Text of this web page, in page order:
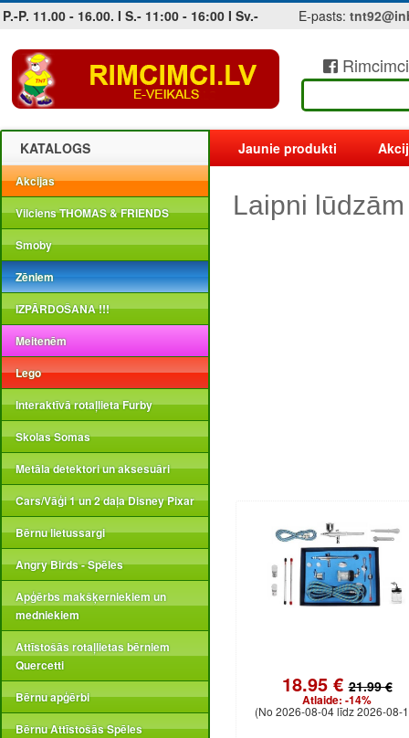
P.-P. 11.00 - 16.00. I S.- 11:00 - 16:00 I Sv.- E-pasts:
Jobs at sea and maritime vacancies
KATALOGS
Akcijas
Vilciens THOMAS & FRIENDS
Smoby
Zēniem
IZPĀRDOŠANA !!!
Meitenēm
Lego
Interaktīvā rotaļlieta Furby
Skolas Somas
Metāla detektori un aksesuāri
Cars/Vāģi 1 un 2 daļa Disney Pixar
Bērnu lietussargi
Angry Birds - Spēles
Apģērbs makšķerniekiem un
medniekiem
Attīstošās rotaļlietas bērniem
Quercetti
Bērnu apģērbi
Bērnu Attīstošās Spēles
Jaunie produkti
Laipni
18.95 €21.99 €
Atlaide: -14%
(No 2026-08-04 līdz 2026-08-